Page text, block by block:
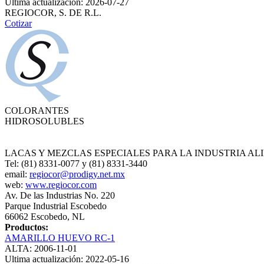
REGIOCOR, S. DE R.L.
Cotizar
COLORANTES
HIDROSOLUBLES
LACAS Y MEZCLAS ESPECIALES PARA LA INDUSTRIA
Tel: (81) 8331-0077 y (81) 8331-3440
email: regiocor@prodigy.net.mx
web: www.regiocor.com
Av. De las Industrias No. 220
Parque Industrial Escobedo
66062 Escobedo, NL
Productos:
AMARILLO HUEVO RC‐1
ALTA: 2006-11-01
Ultima actualización: 2022-05-16